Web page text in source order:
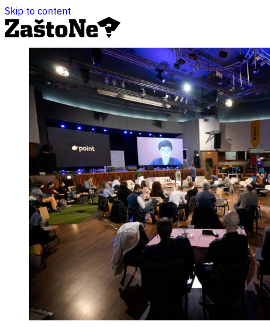
Skip to content